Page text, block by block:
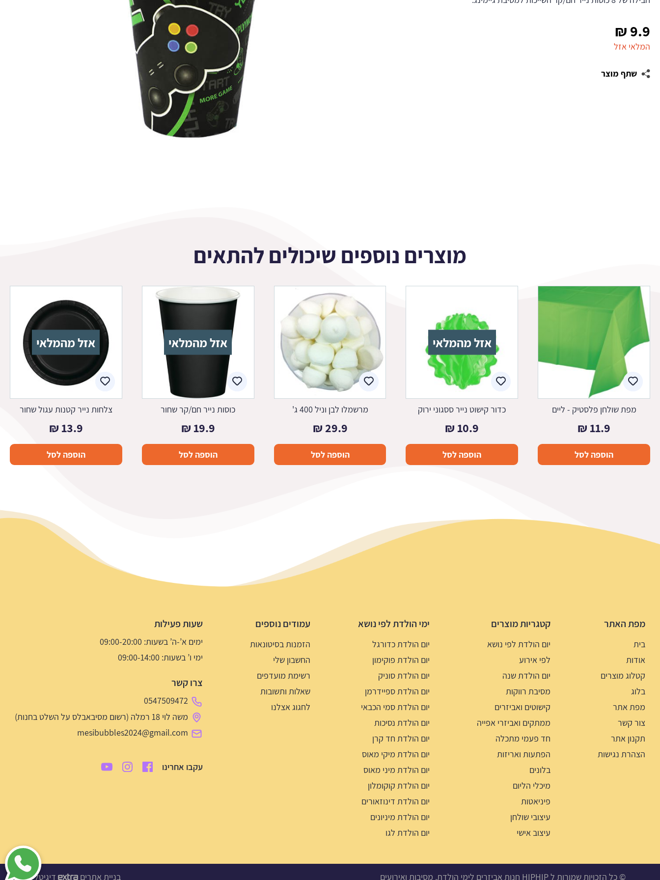
9.9
₪
המלאי אזל
שתף מוצר
מוצרים נוספים שיכולים להתאים
מפת שולחן פלסטיק - ליים
11.9
₪
הוספה לסל
אזל מהמלאי
כדור קישוט נייר ססגוני ירוק
10.9
₪
הוספה לסל
מרשמלו לבן וניל 400 ג'
29.9
₪
הוספה לסל
אזל מהמלאי
כוסות נייר חם/קר שחור
19.9
₪
הוספה לסל
אזל מהמלאי
צלחות נייר קטנות עגול שחור
13.9
₪
הוספה לסל
מפת האתר
בית
אודות
קטלוג מוצרים
בלוג
מפת אתר
צור קשר
תקנון אתר
הצהרת נגישות
קטגריות מוצרים
יום הולדת לפי נושא
לפי אירוע
יום הולדת שנה
מסיבת רווקות
קישוטים ואביזרים
ממתקים ואביזרי אפייה
חד פעמי מתכלה
הפתעות ואריזות
בלונים
מיכלי הליום
פיניאטות
עיצובי שולחן
עיצוב אישי
ימי הולדת לפי נושא
יום הולדת כדורגל
יום הולדת פוקימון
יום הולדת סוניק
יום הולדת ספיידרמן
יום הולדת סמי הכבאי
יום הולדת נסיכות
יום הולדת חד קרן
יום הולדת מיקי מאוס
יום הולדת מיני מאוס
יום הולדת קוקומלון
יום הולדת דינוזאורים
יום הולדת מיניונים
יום הולדת לגו
עמודים נוספים
הזמנות בסיטונאות
החשבון שלי
רשימת מועדפים
שאלות ותשובות
לחגוג אצלנו
שעות פעילות
ימים א’-ה’ בשעות: 09:00-20:00
ימי ו’ בשעות: 09:00-14:00
צרו קשר
0547509472
משה לוי 18 רמלה (רשום מסיבאבלס על השלט בחנות)
mesibubbles2024@gmail.com
עקבו אחרינו
© כל הזכויות שמורות ל HIPHIP חנות אביזרים לימי הולדת, מסיבות ואירועים בניית אתרים דיגיטל